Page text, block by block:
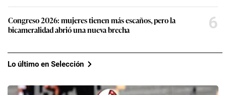
Congreso 2026: mujeres tienen más escaños, pero la
bicameralidad abrió una nueva brecha
6
Lo último en Selección